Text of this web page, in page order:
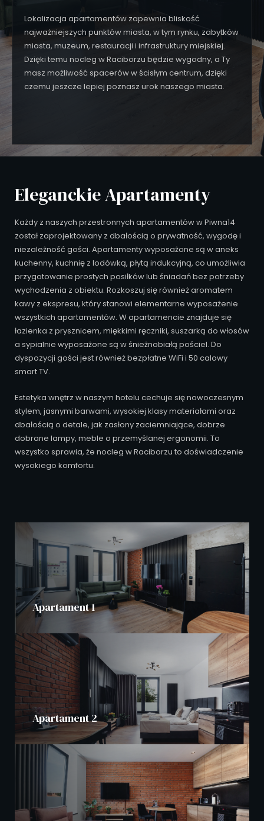
Lokalizacja apartamentów zapewnia bliskość
najważniejszych punktów miasta, w tym rynku, zabytków
miasta, muzeum, restauracji i infrastruktury miejskiej.
Dzięki temu nocleg w Raciborzu będzie wygodny, a Ty
masz możliwość spacerów w ścisłym centrum, dzięki
czemu jeszcze lepiej poznasz urok naszego miasta.
Eleganckie Apartamenty
Każdy z naszych przestronnych apartamentów w Piwna14
został zaprojektowany z dbałością o prywatność, wygodę i
niezależność gości. Apartamenty wyposażone są w aneks
kuchenny, kuchnię z lodówką, płytą indukcyjną, co umożliwia
przygotowanie prostych posiłków lub śniadań bez potrzeby
wychodzenia z obiektu. Rozkoszuj się również aromatem
kawy z ekspresu, który stanowi elementarne wyposażenie
wszystkich apartamentów. W apartamencie znajduje się
łazienka z prysznicem, miękkimi ręczniki, suszarką do włosów
a sypialnie wyposażone są w śnieżnobiałą pościel. Do
dyspozycji gości jest również bezpłatne WiFi i 50 calowy
smart TV.
Estetyka wnętrz w naszym hotelu cechuje się nowoczesnym
stylem, jasnymi barwami, wysokiej klasy materiałami oraz
dbałością o detale, jak zasłony zaciemniające, dobrze
dobrane lampy, meble o przemyślanej ergonomii. To
wszystko sprawia, że nocleg w Raciborzu to doświadczenie
wysokiego komfortu.
Apartament 1
Apartament 2